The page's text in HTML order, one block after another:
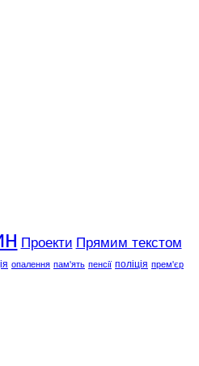
Проекти Прямим текстом
опалення пам'ять пенсії поліція прем'єр